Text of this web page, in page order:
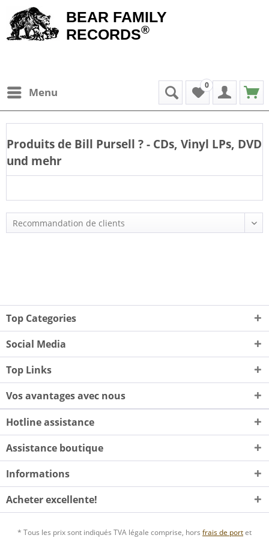
BEAR FAMILY
RECORDS®
Menu
0
Produits de Bill Pursell ? - CDs, Vinyl LPs, DVD
und mehr
Top Categories
Social Media
Top Links
Vos avantages avec nous
Hotline assistance
Assistance boutique
Informations
Acheter excellente!
* Tous les prix sont indiqués TVA légale comprise, hors frais de portet